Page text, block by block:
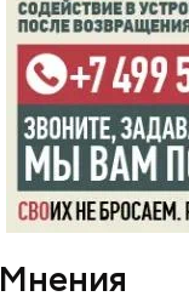
Мнения